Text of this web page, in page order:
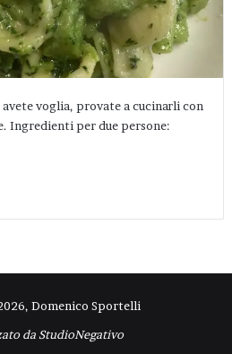
avete voglia, provate a cucinarli con
Ingredienti per due persone:
Domenico Sportelli
da StudioNegativo